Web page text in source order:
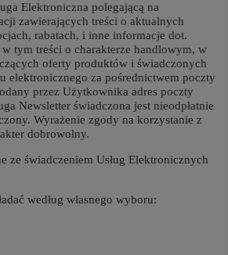
Elektroniczna polegającą na
zawierających treści o aktualnych
rabatach, i inne informacje dot.
tym treści o charakterze handlowym, w
oferty produktów i świadczonych
elektronicznego za pośrednictwem poczty
przez Użytkownika adres poczty
Newsletter świadczona jest nieodpłatnie
Wyrażenie zgody na korzystanie z
dobrowolny.
ze świadczeniem Usług Elektronicznych
według własnego wyboru: